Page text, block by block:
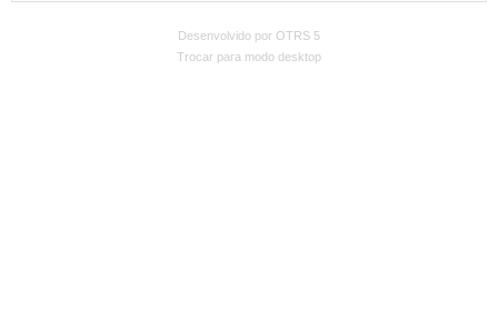
Desenvolvido por OTRS 5
Trocar para modo desktop